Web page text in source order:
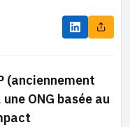
(anciennement
ONG basée au